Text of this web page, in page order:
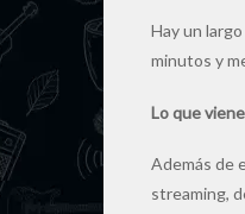
Hay un
minutos y
Lo que
Además de
streaming,